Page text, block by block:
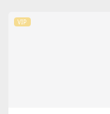
VIP